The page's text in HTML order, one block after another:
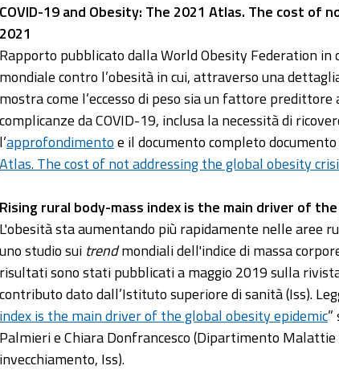
COVID-19 and Obesity: The 2021 Atlas. The cost of
2021
Rapporto pubblicato dalla World Obesity Federation in
mondiale contro l’obesità in cui, attraverso una
mostra come l’eccesso di peso sia un fattore
complicanze da COVID-19, inclusa la necessità di
l’approfondimentoe il documento completo
Atlas. The cost of not addressing the global obesity
Rising rural body-mass index is the main driver of
L'obesità sta aumentando più rapidamente nelle aree
uno studio sui trendmondiali dell'indice di massa
risultati sono stati pubblicati a maggio 2019 sulla
contributo dato dall’Istituto superiore di sanità (Iss).
index is the main driver of the global obesity epidemic”
Palmieri e Chiara Donfrancesco (Dipartimento
invecchiamento, Iss).